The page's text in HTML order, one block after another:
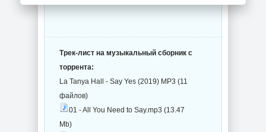
Трек-лист на музыкальный сборник с
торрента:
La Tanya Hall - Say Yes (2019) MP3 (11
файлов)
01 - All You Need to Say.mp3 (13.47
Mb)